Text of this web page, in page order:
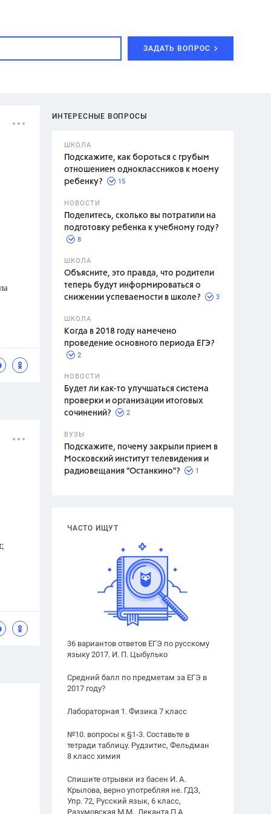
ЗАДАТЬ ВОПРОС
ИНТЕРЕСНЫЕ ВОПРОСЫ
ШКОЛА
Подскажите, как бороться с грубым
отношением одноклассников к моему
ребенку?
15
НОВОСТИ
Поделитесь, сколько вы потратили на
подготовку ребенка к учебному году?
8
ШКОЛА
Объясните, это правда, что родители
теперь будут информироваться о
снижении успеваемости в школе?
3
ШКОЛА
Когда в 2018 году намечено
проведение основного периода ЕГЭ?
2
НОВОСТИ
Будет ли как-то улучшаться система
проверки и организации итоговых
сочинений?
2
ВУЗЫ
Подскажите, почему закрыли прием в
Московский институт телевидения и
радиовещания "Останкино"?
1
ЧАСТО ИЩУТ
36 вариантов ответов ЕГЭ по русскому
языку 2017. И. П. Цыбулько
Средний балл по предметам за ЕГЭ в
2017 году?
Лабораторная 1. Физика 7 класс
№10. вопросы к §1-3. Составьте в
тетради таблицу. Рудзитис, Фельдман
8 класс химия
Спишите отрывки из басен И. А.
Крылова, верно употребляя не. ГДЗ,
Упр. 72, Русский язык, 6 класс,
Разумовская М.М., Леканта П.А.